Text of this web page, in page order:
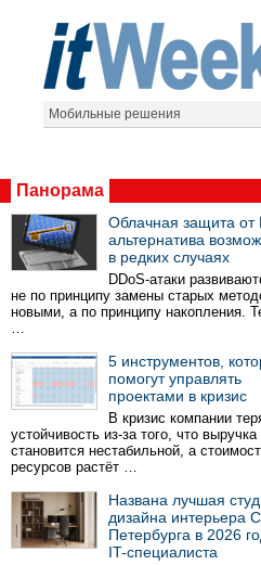
Мобильные решения
Панорама
Облачная защита от
альтернатива
в редких случаях
DDoS-атаки
не по принципу замены старых
новыми, а по принципу накопления.
…
5 инструментов,
помогут управлять
проектами в кризис
В кризис компании
устойчивость из-за того, что выручка
становится нестабильной, а
ресурсов растёт …
Названа лучшая
дизайна интерьера
Петербурга в 2026
IT-специалиста